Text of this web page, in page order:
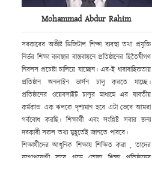
Mohammad Abdur Rahim
সরকারের অভীষ্ট ডিজিটাল শিক্ষা ব্যবস্থাতথা প্রযুক্তি
নির্ভর শিক্ষা ব্যবস্থার বাস্তবায়নেপ্রতিষ্ঠানের হিতৈষীগণ
নিরলস প্রচেষ্টাচালিয়ে যাচ্ছেন। এর-ই ধারাবাহিকতায়
প্রতিষ্ঠান অনলাইন ভার্সন চালু করতে যাচ্ছে।
প্রতিষ্ঠানের ওয়েবসাইটচালুর মাধ্যমে এর যাবতীয়
কর্মকান্ড এক ঝলকে দৃশ্যমান হবে এটা ভেবে আমরা
গর্ববোধ করছি। শিক্ষার্থী এবং সংশ্লিষ্ট সবার জন্য
দরকারী সকল তথ্য মুহূর্তেই জানতে পারবে।
শিক্ষার্থীদের আধুনিক শিক্ষায় শিক্ষিত করা , তাদের
যুগোপযোগী করে গড়ে তোলা শিক্ষা প্রতিষ্ঠানের